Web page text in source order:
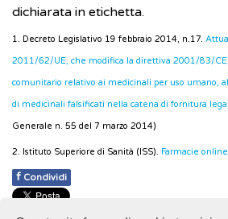
dichiarata in etichetta.
1. Decreto Legislativo 19 febbraio 2014, n.17.
2011/62/UE, che modifica la direttiva 2001/83/
comunitario relativo ai medicinali per uso umano,
di medicinali falsificati nella catena di fornitura
Generale n. 55 del 7 marzo 2014)
2. Istituto Superiore di Sanità (ISS). Farmacie online
f Condividi